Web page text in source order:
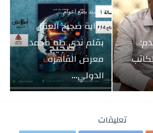
منذ بضع اعوام
رواية ضجيج العقل
بقلم ندي طه محمد
معرض القاهره
الدولي...
تعليقات